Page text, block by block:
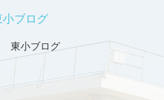
小ブログ
東小ブログ